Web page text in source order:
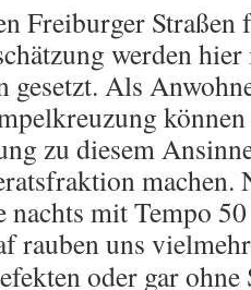
Freiburger
werden
gesetzt. Als
zu diesem
machen.
nachts mit Tempo
rauben uns
oder gar ohne